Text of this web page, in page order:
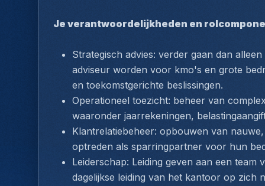
Je verantwoordelijkheden en
Strategisch advies: verder gaan dan
adviseur worden voor kmo's en grote
en toekomstgerichte beslissingen.
Operationeel toezicht: beheer van
waaronder jaarrekeningen,
Klantrelatiebeheer: opbouwen van
optreden als sparringpartner voor hun
Leiderschap: Leiding geven aan een
dagelijkse leiding van het kantoor op zich